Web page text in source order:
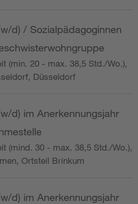
d) / Sozialpädagoginnen
(min. 20 - max. 38,5 Std./Wo.),
Düsseldorf
d) im Anerkennungsjahr
(mind. 30 - max. 38,5 Std./Wo.),
Ortsteil Brinkum
d) im Anerkennungsjahr